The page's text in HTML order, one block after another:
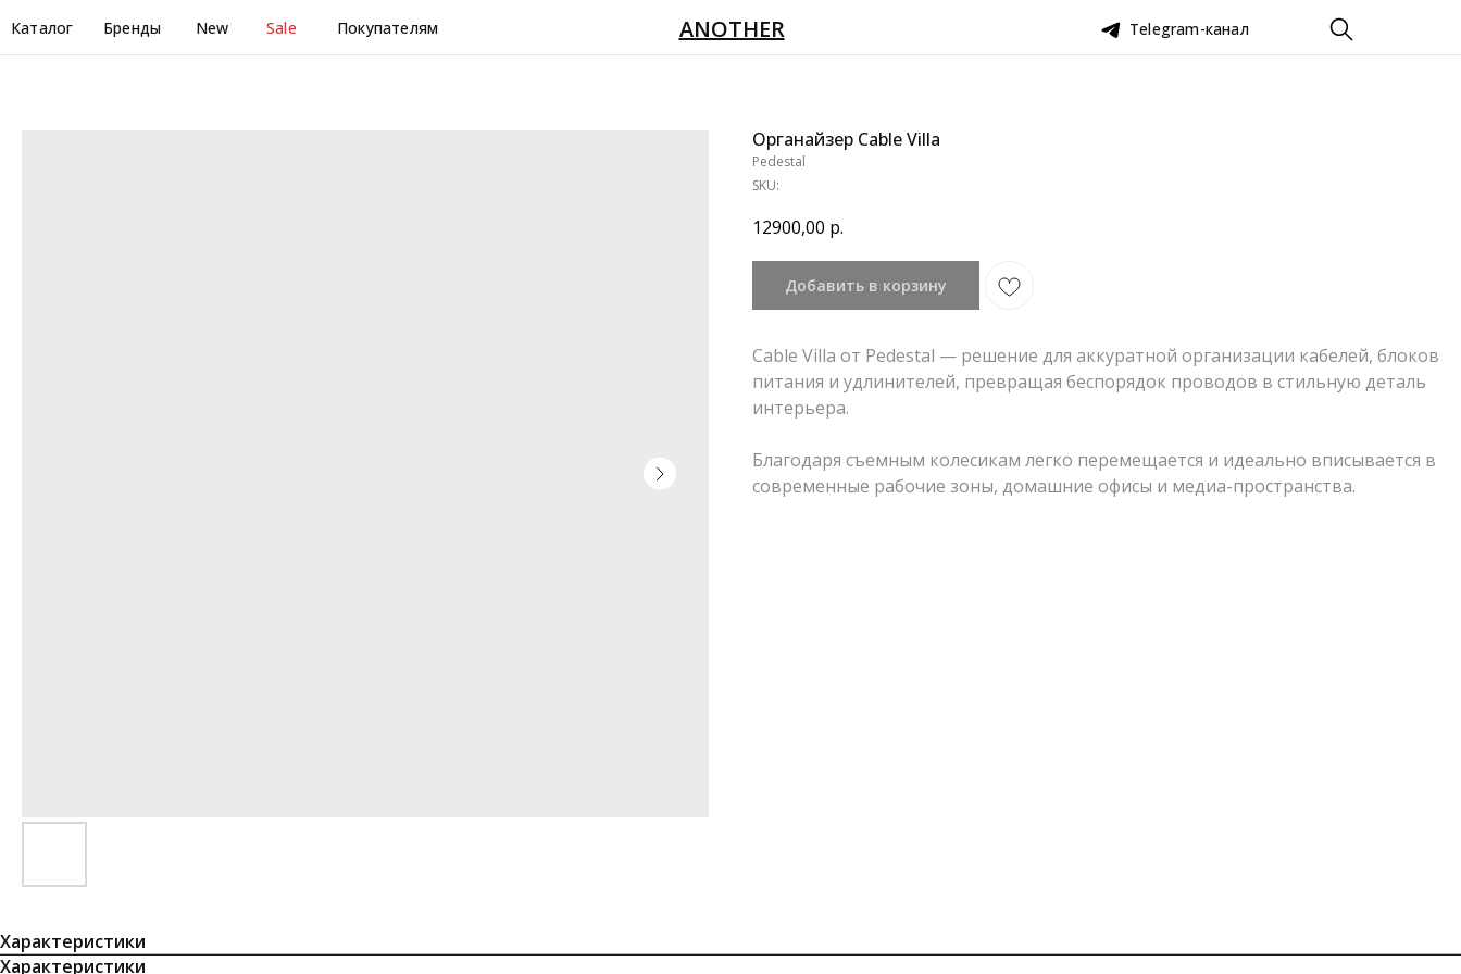
Каталог Бренды New Sale Покупателям Telegram-канал
ANOTHER
Органайзер Cable Villa
Pedestal
SKU:
12900,00 р.
Добавить в корзину
Cable Villa от Pedestal — решение для аккуратной организации кабелей, блоков
питания и удлинителей, превращая беспорядок проводов в стильную деталь
интерьера.
Благодаря съемным колесикам легко перемещается и идеально вписывается в
современные рабочие зоны, домашние офисы и медиа-пространства.
Характеристики
Характеристики